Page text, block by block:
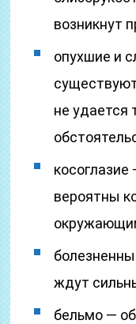
возникнут
опухшие и
не удается
вероятны
ждут
бельмо —